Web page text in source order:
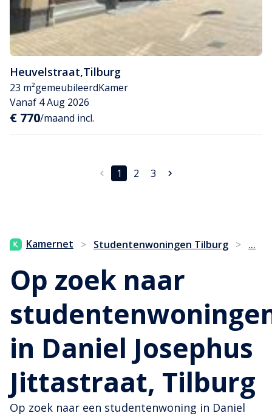
Heuvelstraat,Tilburg
23 m²gemeubileerdKamer
Vanaf 4 Aug 2026
€ 770/maand incl.
1 2 3
Kamernet > Studentenwoningen Tilburg > ...
Op zoek naar
in Daniel Josephus
Jittastraat, Tilburg
Op zoek naar een studentenwoning in Daniel